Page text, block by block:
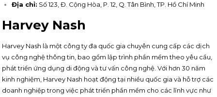
Địa chỉ: Số 123, Đ. Cộng Hòa, P. 12, Q. Tân Bình, TP. Hồ Chí Minh
Harvey Nash
Harvey Nash là một công ty đa quốc gia chuyên cung cấp các dịch
vụ công nghệ thông tin, bao gồm lập trình phần mềm theo yêu cầu,
phát triển ứng dụng di động và tư vấn công nghệ. Với hơn 30 năm
kinh nghiệm, Harvey Nash hoạt động tại nhiều quốc gia và hỗ trợ các
doanh nghiệp trong việc phát triển phần mềm cho các lĩnh vực như